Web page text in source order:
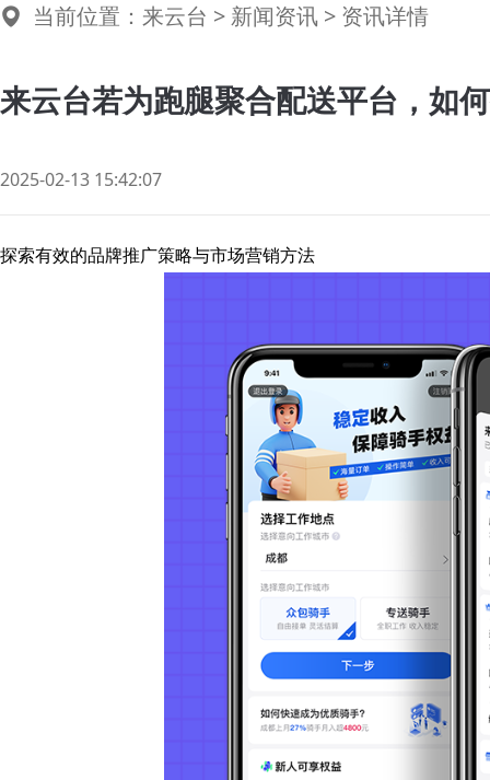
当前位置： 来云台 > 新闻资讯 > 资讯详情
来云台若为跑腿聚合配送平台，如
2025-02-13 15:42:07
探索有效的品牌推广策略与市场营销方法